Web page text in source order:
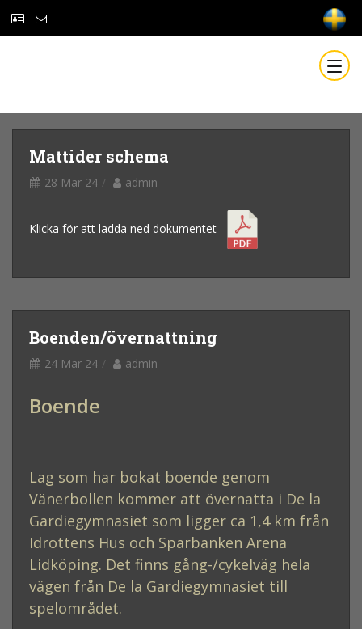
Mattider schema
28 Mar 24 admin
Klicka för att ladda ned dokumentet
Boenden/övernattning
24 Mar 24 admin
Boende
Lag som har bokat boende genom
Vänerbollen kommer att övernatta i De la
Gardiegymnasiet som ligger ca 1,4 km från
Idrottens Hus och Sparbanken Arena
Lidköping. Det finns gång-/cykelväg hela
vägen från De la Gardiegymnasiet till
spelområdet.